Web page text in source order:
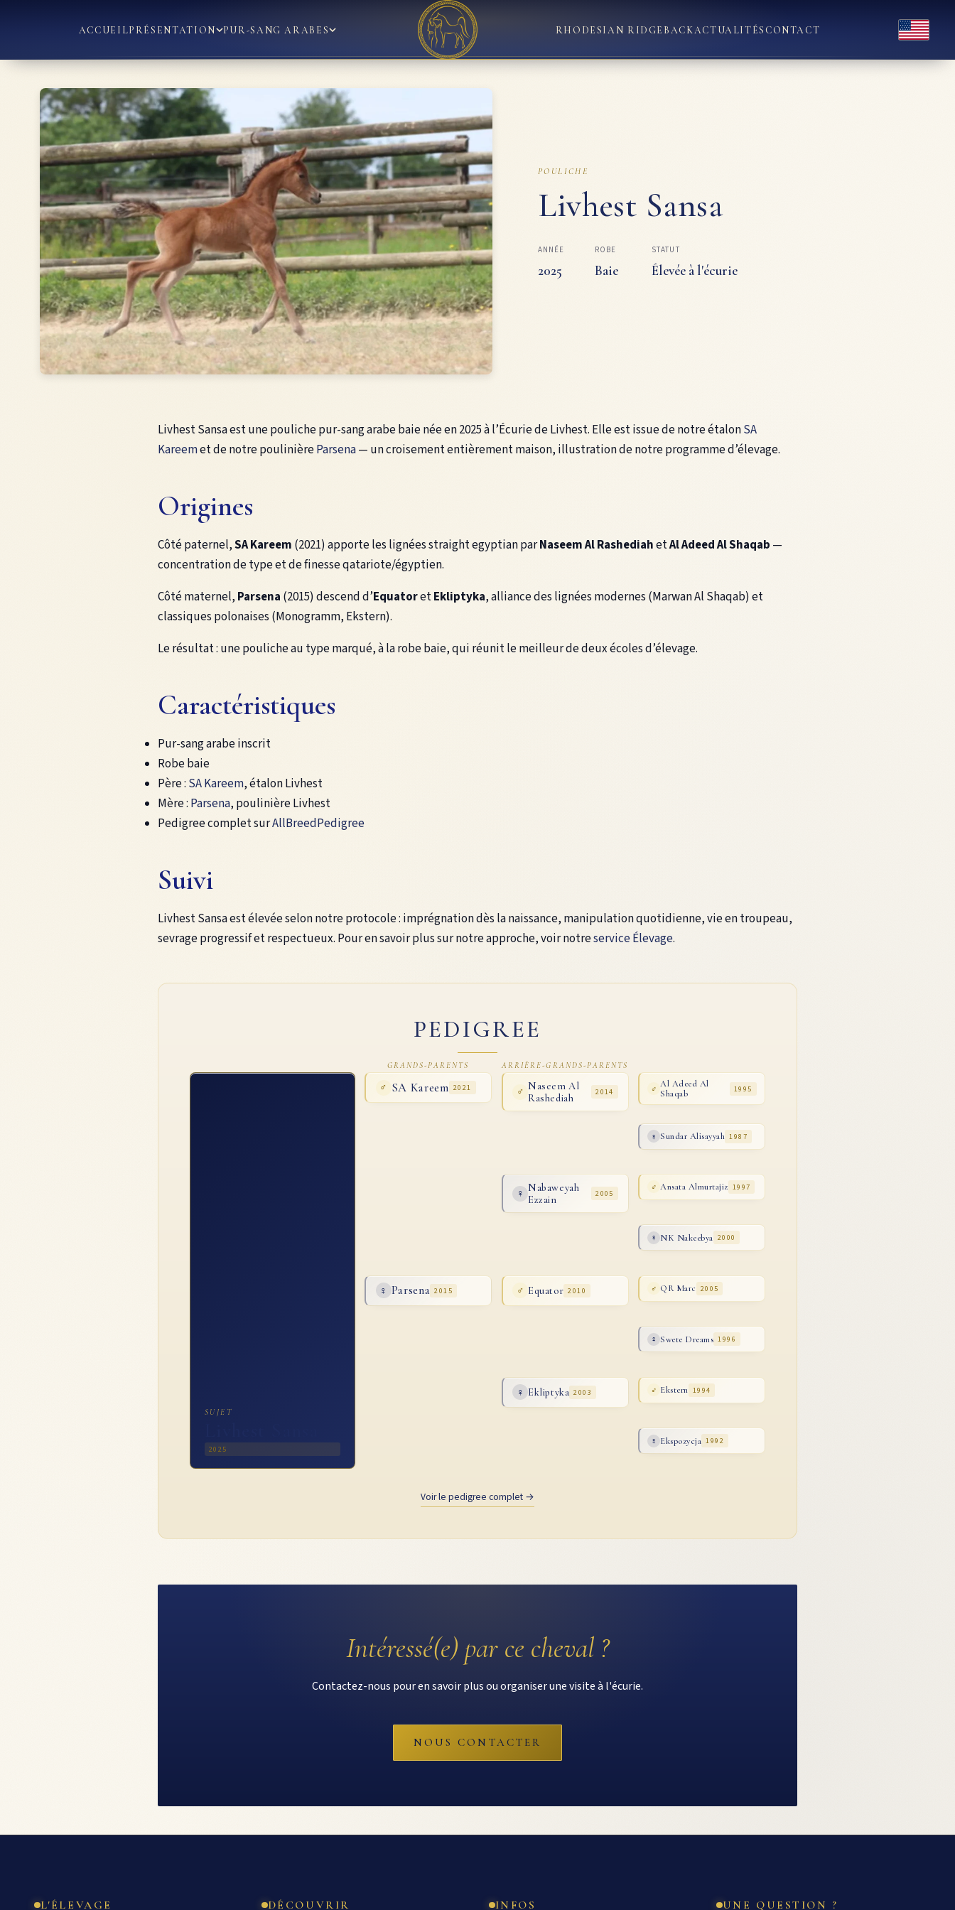
ACCUEILPRÉSENTATION PUR-SANG ARABES RHODESIAN RIDGEBACKACTUALITÉS CONTACT English
POULICHE
Livhest Sansa
ANNÉE
2025
ROBE
Baie
STATUT
Élevée à l'écurie
Livhest Sansa est une pouliche pur-sang arabe baie née en 2025 à l’Écurie de Livhest. Elle est issue de notre étalonSA
Kareemet de notre poulinièreParsena— un croisement entièrement maison, illustration de notre programme d’élevage.
Origines
Côté paternel,SA Kareem (2021) apporte les lignées straight egyptian parNaseem Al RashediahetAl Adeed Al Shaqab —
concentration de type et de finesse qatariote/égyptien.
Côté maternel, Parsena (2015) descend d’EquatoretEkliptyka, alliance des lignées modernes (Marwan Al Shaqab) et
classiques polonaises (Monogramm, Ekstern).
Le résultat : une pouliche au type marqué, à la robe baie, qui réunit le meilleur de deux écoles d’élevage.
Caractéristiques
Pur-sang arabe inscrit
Robe baie
Père : SA Kareem, étalon Livhest
Mère : Parsena, poulinière Livhest
Pedigree complet surAllBreedPedigree
Suivi
Livhest Sansa est élevée selon notre protocole : imprégnation dès la naissance, manipulation quotidienne, vie en troupeau,
sevrage progressif et respectueux. Pour en savoir plus sur notre approche, voir notreservice Élevage.
PEDIGREE
GRANDS-PARENTS ARRIÈRE-GRANDS-PARENTS
SUJET
2025
♂ SA Kareem 2021
♀ Parsena 2015
♂ Naseem Al
Rashediah
2014
♀ Nabaweyah
Ezzain
2005
♂ Equator 2010
♀ Ekliptyka 2003
♂ Al Adeed Al
Shaqab
1995
♀ Sundar Alisayyah 1987
♂ Ansata Almurtajiz 1997
♀ NK Nakeebya 2000
♂ QR Marc 2005
♀ Swete Dreams 1996
♂ Ekstern 1994
♀ Ekspozycja 1992
Voir le pedigree complet →
Intéressé(e) par ce cheval ?
Contactez-nous pour en savoir plus ou organiser une visite à l'écurie.
NOUS CONTACTER
L'ÉLEVAGE DÉCOUVRIR INFOS UNE QUESTION ?